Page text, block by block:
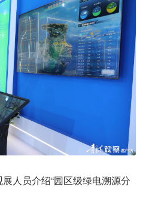
人员介绍“园区级绿电溯源分